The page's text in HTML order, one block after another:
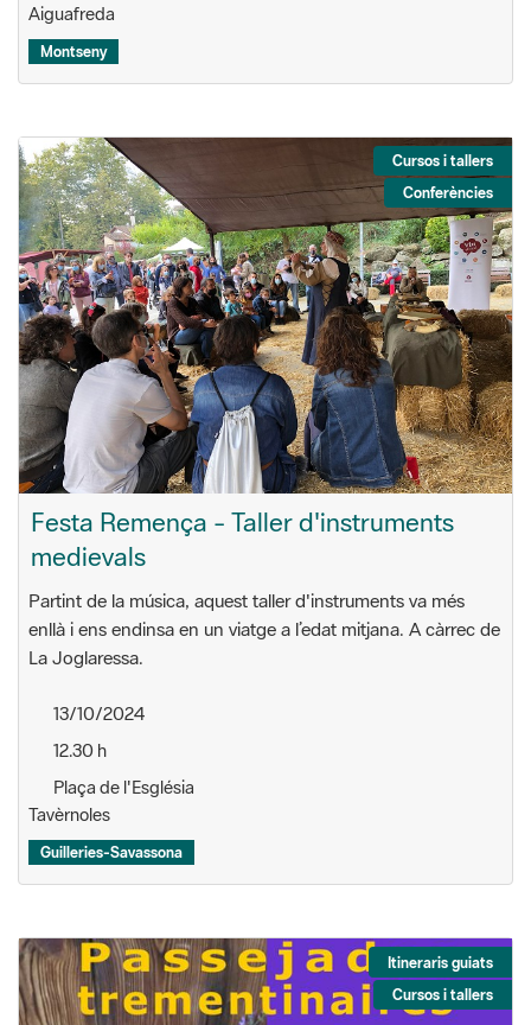
Aiguafreda
Montseny
Cursos i tallers
Conferències
Festa Remença - Taller d'instruments
medievals
Partint de la música, aquest taller d'instruments va més
enllà i ens endinsa en un viatge a l’edat mitjana. A càrrec de
La Joglaressa.
13/10/2024
12.30 h
Plaça de l'Església
Tavèrnoles
Guilleries-Savassona
Itineraris guiats
Cursos i tallers